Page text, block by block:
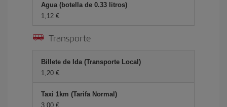
Agua (botella de 0.33 litros)
1,12 €
Transporte
Billete de Ida (Transporte Local)
1,20 €
Taxi 1km (Tarifa Normal)
3,00 €